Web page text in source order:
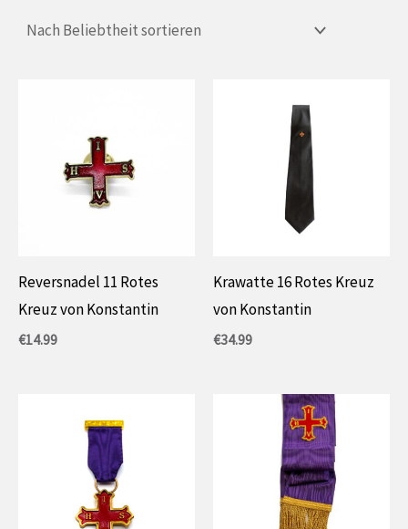
Reversnadel 11 Rotes
Kreuz von Konstantin
€14.99
Krawatte 16 Rotes Kreuz
von Konstantin
€34.99